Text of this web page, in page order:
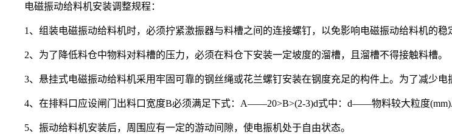
电磁振动给料机安装调整规程：
1、组装电磁振动给料机时，必须拧紧激振器与料槽之间的连接螺钉，以免影响电磁振动给料机的稳
2、为了降低料仓中物料对料槽的压力，必须在料仓下安装一定坡度的溜槽，且溜槽不得接触料槽。
3、悬挂式电磁振动给料机采用牢固可靠的钢丝绳或花兰螺钉安装在钢度充足的构件上。为了减少电
4、在排料口应设闸门出料口宽度B必须满足下式：A——20>B>(2-3)d式中：d——物料较大粒度
5、振动给料机安装后，周围应有一定的游动间隙，使电振机处于自由状态。